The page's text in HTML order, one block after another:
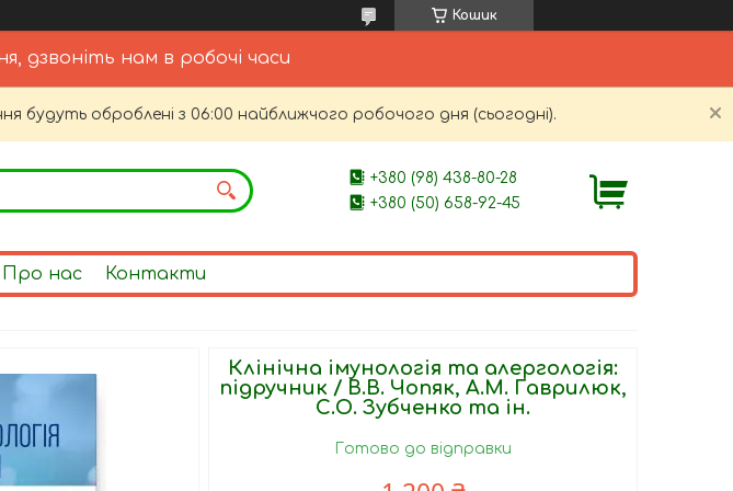
Кошик
дзвоніть нам в робочі часи
будуть оброблені з 06:00 найближчого робочого дня (сьогодні).
+380 (98) 438-80-28
+380 (50) 658-92-45
Про нас Контакти
Клінічна імунологія та алергологія:
підручник / В.В. Чопяк, А.М. Гаврилюк,
С.О. Зубченко та ін.
Готово до відправки